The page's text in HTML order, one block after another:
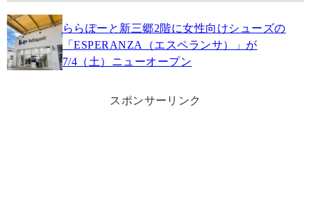
ららぽーと新三郷2階に女性向けシューズの
「ESPERANZA（エスペランサ）」が
7/4（土）ニューオープン
スポンサーリンク